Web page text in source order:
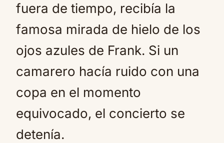
fuera de tiempo, recibía la
famosa mirada de hielo de los
ojos azules de Frank. Si un
camarero hacía ruido con una
copa en el momento
equivocado, el concierto se
detenía.